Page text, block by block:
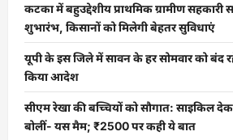
कटका में बहुउद्देशीय प्राथमिक ग्रामीण सहकारी
शुभारंभ, किसानों को मिलेगी बेहतर सुविधाएं
यूपी के इस जिले में सावन के हर सोमवार को बंद
किया आदेश
सीएम रेखा की बच्चियों को सौगात: साइकिल
बोलीं- यस मैम; ₹2500 पर कही ये बात